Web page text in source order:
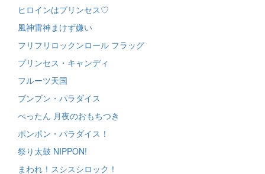
ヒロインはプリンセス♡
風神雷神まけず嫌い
フリフリロックンロール フラッグ
プリンセス・キャンディ
フルーツ天国
ブンブン・パラダイス
ぺったん 月夜のおもちつき
ポンポン・パラダイス！
祭り太鼓 NIPPON!
まわれ！スシスシロック！